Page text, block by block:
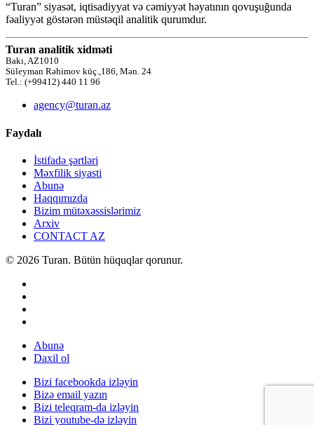
“Turan” siyasət, iqtisadiyyat və cəmiyyət həyatının qovuşuğunda
fəaliyyət göstərən müstəqil analitik qurumdur.
Turan analitik xidməti
Bakı, AZ1010
Süleyman Rəhimov küç.,186, Mən. 24
Tel.: (+99412) 440 11 96
agency@turan.az
Faydalı
İstifadə şərtləri
Məxfilik siyasti
Abunə
Haqqımızda
Bizim mütəxəssislərimiz
Arxiv
CONTACT AZ
© 2026 Turan. Bütün hüquqlar qorunur.
Abunə
Daxil ol
Bizi facebookda izləyin
Bizə email yazın
Bizi teleqram-da izləyin
Bizi youtube-də izləyin